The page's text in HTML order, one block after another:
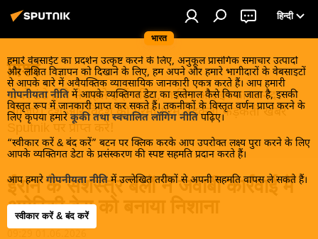
भारत
हिन्दी
हमारे वेबसाईट का प्रदर्शन उत्कृष्ट करने के लिए, अनुकूल प्रासंगिक समाचार उत्पादों
और लक्षित विज्ञापन को दिखाने के लिए, हम अपने और हमारे भागीदारों के वेबसाइटों
से आपके बारे में अवैयक्तिक व्यावसायिक जानकारी एकत्र करते हैं। आप हमारी
गोपनीयता नीति में आपके व्यक्तिगत डेटा का इस्तेमाल कैसे किया जाता है, इसकी
विस्तृत रूप में जानकारी प्राप्त कर सकते हैं। तकनीकों के विस्तृत वर्णन प्राप्त करने के
लिए कृपया हमारे कूकी तथा स्वचालित लॉगिंग नीति पढ़िए।
“स्वीकार करें & बंद करें” बटन पर क्लिक करके आप उपरोक्त लक्ष्य पुरा करने के लिए
आपके व्यक्तिगत डेटा के प्रसंस्करण की स्पष्ट सहमति प्रदान करते हैं।
आप हमारे गोपनीयता नीति में उल्लेखित तरीकों से अपनी सहमति वापस ले सकते हैं।
स्वीकार करें & बंद करें
विश्व
खबरें ठंडे होने से पहले इन्हें पढ़िए, जानिए और इनका आनंद
लीजिए। देश और विदेश की गरमा गरम तड़कती फड़कती खबरें
Sputnik पर प्राप्त करें!
ईरान के सशस्त्र बलों ने जवाबी कार्रवाई में
अमेरिकी बेस को बनाया निशाना